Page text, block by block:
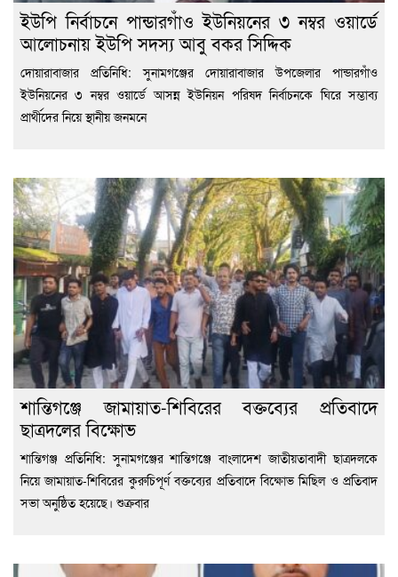
ইউপি নির্বাচনে পান্ডারগাঁও ইউনিয়নের ৩ নম্বর ওয়ার্ডে
আলোচনায় ইউপি সদস্য আবু বকর সিদ্দিক
দোয়ারাবাজার প্রতিনিধি: সুনামগঞ্জের দোয়ারাবাজার উপজেলার পান্ডারগাঁও
ইউনিয়নের ৩ নম্বর ওয়ার্ডে আসন্ন ইউনিয়ন পরিষদ নির্বাচনকে ঘিরে সম্ভাব্য
প্রার্থীদের নিয়ে স্থানীয় জনমনে
শান্তিগঞ্জে জামায়াত-শিবিরের বক্তব্যের প্রতিবাদে
ছাত্রদলের বিক্ষোভ
শান্তিগঞ্জ প্রতিনিধি: সুনামগঞ্জের শান্তিগঞ্জে বাংলাদেশ জাতীয়তাবাদী ছাত্রদলকে
নিয়ে জামায়াত-শিবিরের কুরুচিপূর্ণ বক্তব্যের প্রতিবাদে বিক্ষোভ মিছিল ও প্রতিবাদ
সভা অনুষ্ঠিত হয়েছে। শুক্রবার